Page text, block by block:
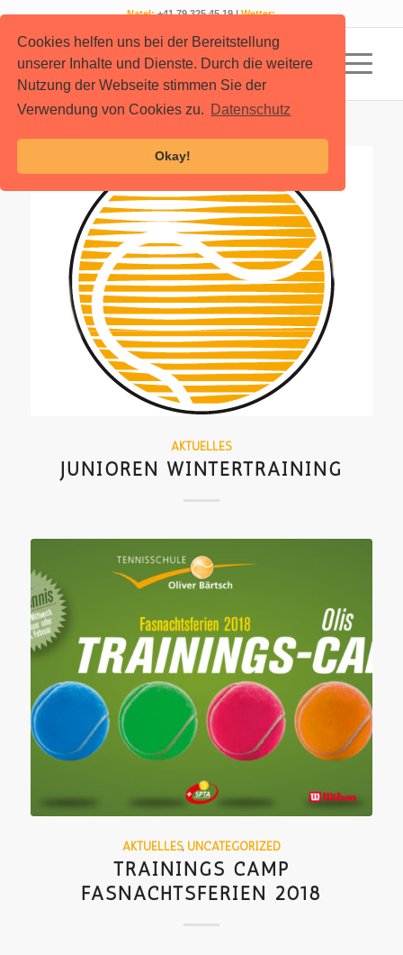
Cookies helfen uns bei der Bereitstellung
unserer Inhalte und Dienste. Durch die weitere
Nutzung der Webseite stimmen Sie der
Verwendung von Cookies zu. Datenschutz
Okay!
Natel:+41 79 325 45 19 |Wetter:
AKTUELLES
JUNIOREN WINTERTRAINING
AKTUELLES, UNCATEGORIZED
TRAININGS CAMP
FASNACHTSFERIEN 2018